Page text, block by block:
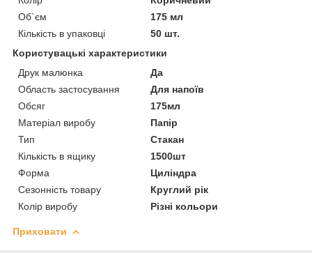
Об`єм
175 мл
Кількість в упаковці
50 шт.
Користувацькі характеристики
Друк малюнка
Да
Область застосування
Для напоїв
Обсяг
175мл
Матеріал виробу
Папір
Тип
Стакан
Кількість в ящику
1500шт
Форма
Циліндра
Сезонність товару
Круглий рік
Колір виробу
Різні кольори
Приховати